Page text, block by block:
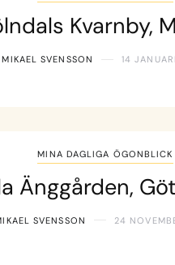
Kvarnby,
MIKAEL SVENSSON 14
MINA DAGLIGA ÖGONBLICK
Änggården,
SVENSSON 24